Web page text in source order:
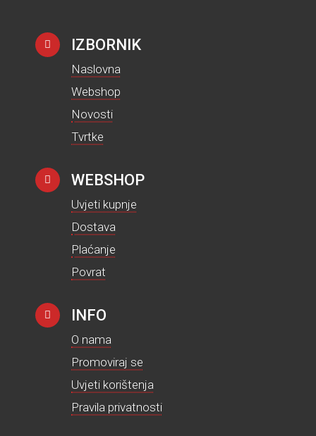
IZBORNIK
Naslovna
Webshop
Novosti
Tvrtke
WEBSHOP
Uvjeti kupnje
Dostava
Plaćanje
Povrat
INFO
O nama
Promoviraj se
Uvjeti korištenja
Pravila privatnosti